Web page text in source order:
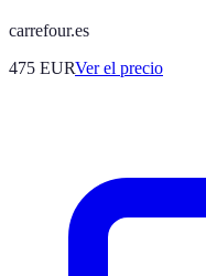
carrefour.es
475 EURVer el precio